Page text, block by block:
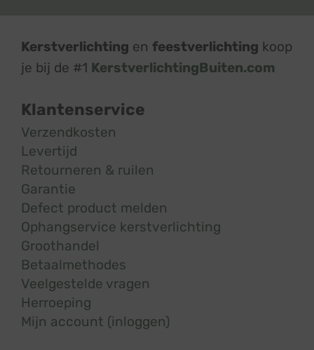
Kerstverlichting en feestverlichting koop
je bij de #1 KerstverlichtingBuiten.com
Klantenservice
Verzendkosten
Levertijd
Retourneren & ruilen
Garantie
Defect product melden
Ophangservice kerstverlichting
Groothandel
Betaalmethodes
Veelgestelde vragen
Herroeping
Mijn account (inloggen)